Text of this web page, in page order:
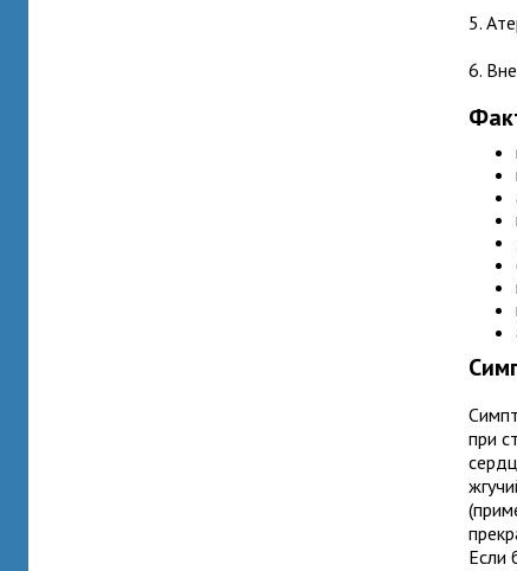
5.
6.
при
Если